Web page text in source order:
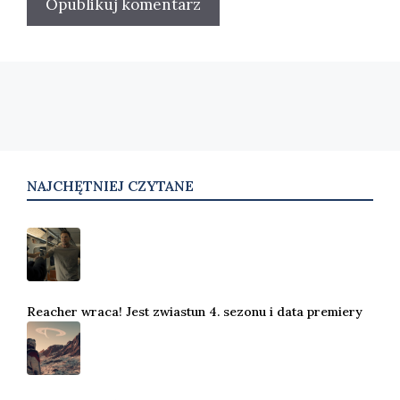
NAJCHĘTNIEJ CZYTANE
Reacher wraca! Jest zwiastun 4. sezonu i data premiery